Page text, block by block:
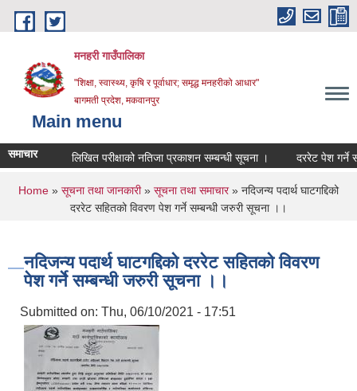
Skip to main content
मनहरी गाउँपालिका
"शिक्षा, स्वास्थ्य, कृषि र पूर्वाधार; समृद्ध मनहरीको आधार"
बागमती प्रदेश, मकवानपुर
Main menu
समाचार लिखित परीक्षाको नतिजा प्रकाशन सम्बन्धी सूचना । दररेट पेश गर्ने
You are here
Home » सूचना तथा जानकारी» सूचना तथा समाचार» नदिजन्य पदार्थ घाटगद्दिको
दररेट सहितको विवरण पेश गर्ने सम्बन्धी जरुरी सूचना ।।
नदिजन्य पदार्थ घाटगद्दिको दररेट सहितको विवरण
पेश गर्ने सम्बन्धी जरुरी सूचना ।।
Submitted on: Thu, 06/10/2021 - 17:51